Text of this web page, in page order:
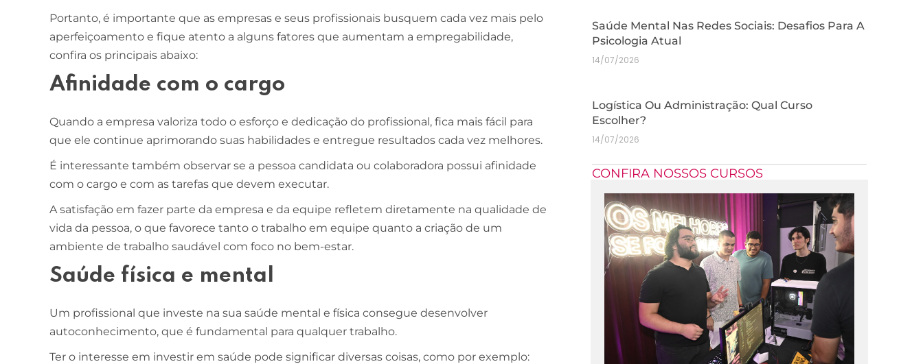
Portanto, é importante que as empresas e seus profissionais busquem cada vez mais pelo
aperfeiçoamento e fique atento a alguns fatores que aumentam a empregabilidade,
confira os principais abaixo:
Afinidade com o cargo
Quando a empresa valoriza todo o esforço e dedicação do profissional, fica mais fácil para
que ele continue aprimorando suas habilidades e entregue resultados cada vez melhores.
É interessante também observar se a pessoa candidata ou colaboradora possui afinidade
com o cargo e com as tarefas que devem executar.
A satisfação em fazer parte da empresa e da equipe refletem diretamente na qualidade de
vida da pessoa, o que favorece tanto o trabalho em equipe quanto a criação de um
ambiente de trabalho saudável com foco no bem-estar.
Saúde física e mental
Um profissional que investe na sua saúde mental e física consegue desenvolver
autoconhecimento, que é fundamental para qualquer trabalho.
Ter o interesse em investir em saúde pode significar diversas coisas, como por exemplo:
Saúde Mental Nas Redes Sociais: Desafios Para A
Psicologia Atual
14/07/2026
Logística Ou Administração: Qual Curso
Escolher?
14/07/2026
CONFIRA NOSSOS CURSOS